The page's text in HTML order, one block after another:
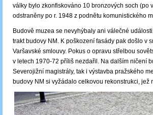
války bylo zkonfiskováno 10 bronzových soch (po
odstraněny po r. 1948 z podnětu komunistického
Budově muzea se nevyhýbaly ani válečné
trakt budovy NM. K poškození fasády pak došlo v
Varšavské smlouvy. Pokus o opravu střelbou
v letech 1970-72 příliš nezdařil. Na dalším ničení
Severojižní magistrály, tak i výstavba pražského
budovy NM si vyžádalo celkovou rekonstrukci, jež